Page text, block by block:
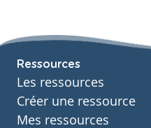
Ressources
Les ressources
Créer une ressource
Mes ressources